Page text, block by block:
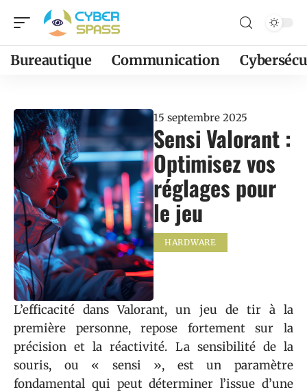
Bureautique Communication
15 septembre 2025
Sensi Valorant :
Optimisez vos
réglages pour
le jeu
HARDWARE
L’efficacité dans Valorant, un jeu de tir à la
première personne, repose fortement sur la
précision et la réactivité. La sensibilité de la
souris, ou « sensi », est un paramètre
fondamental qui peut déterminer l’issue d’une